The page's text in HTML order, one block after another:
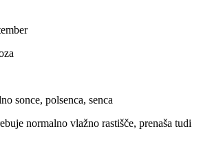
sonce, polsenca, senca
normalno vlažno rastišče, prenaša tudi